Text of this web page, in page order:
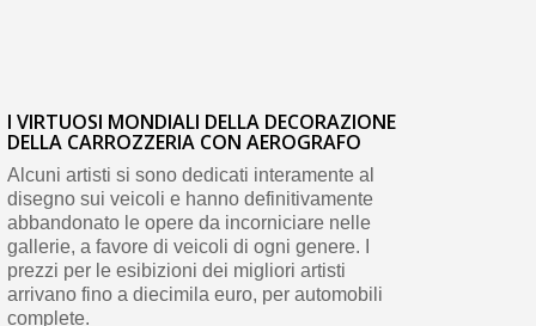
I VIRTUOSI MONDIALI DELLA DECORAZIONE
DELLA CARROZZERIA CON AEROGRAFO
Alcuni artisti si sono dedicati interamente al
disegno sui veicoli e hanno definitivamente
abbandonato le opere da incorniciare nelle
gallerie, a favore di veicoli di ogni genere. I
prezzi per le esibizioni dei migliori artisti
arrivano fino a diecimila euro, per automobili
complete.